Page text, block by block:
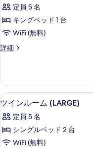
写
真
を
表
る
(EXTRA
LARGE)
の
す
の
写
真
を
表
ビ
ー
(EXTRA
の
キ
ン
ベ
ド
台
リ
バ
ー
定員 5 名
キングベッド 1 台
WiFi (無料)
詳細
ル
ン
グ
ベ
ド
リ
ツ
イ
ン
ル
7
ツインルーム (LARGE)
定員 5 名
シングルベッド 2 台
WiFi (無料)